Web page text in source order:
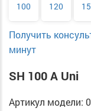
100 120
Получить
минут
SH 100 A Uni
Артикул модели: